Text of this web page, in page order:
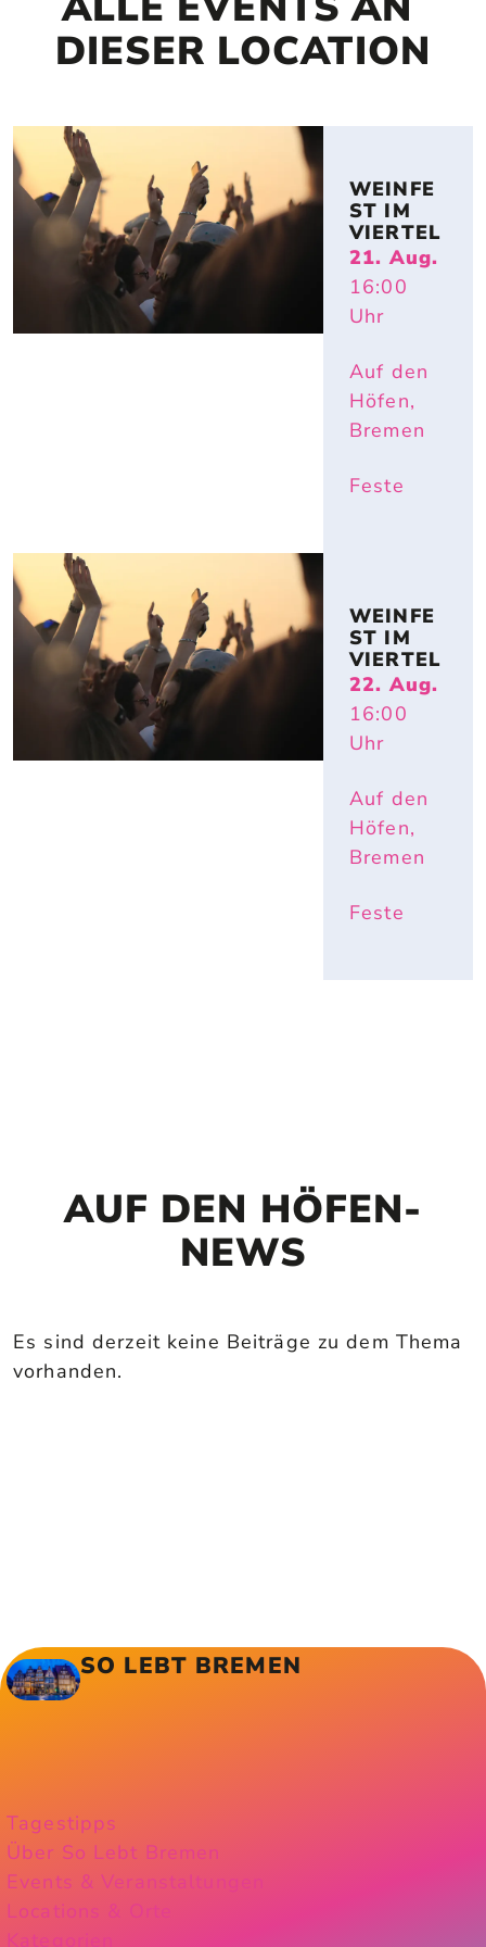
DIESER LOCATION
WEINFE
ST IM
VIERTEL
21. Aug.
16:00
Uhr
Auf den
Höfen,
Bremen
Feste
WEINFE
ST IM
VIERTEL
22. Aug.
16:00
Uhr
Auf den
Höfen,
Bremen
Feste
AUF DEN HÖFEN-
NEWS
Es sind derzeit keine Beiträge zu dem Thema
vorhanden.
SO LEBT BREMEN
Tagestipps
Über So Lebt Bremen
Events & Veranstaltungen
Locations & Orte
Kategorien